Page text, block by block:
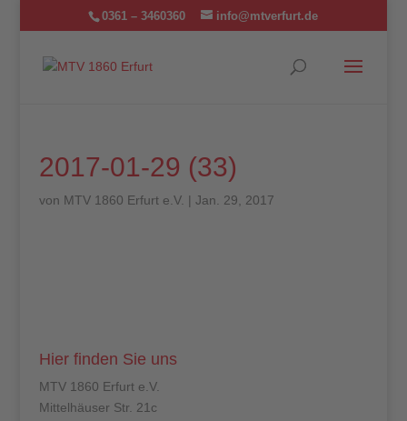
0361 – 3460360 info@mtverfurt.de
2017-01-29 (33)
von MTV 1860 Erfurt e.V. | Jan. 29, 2017
Hier finden Sie uns
MTV 1860 Erfurt e.V.
Mittelhäuser Str. 21c